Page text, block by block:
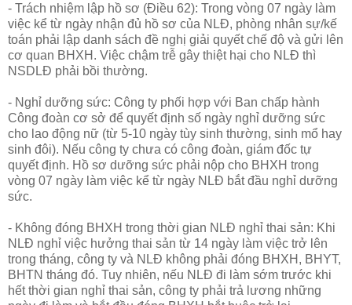
- Trách nhiệm lập hồ sơ (Điều 62): Trong vòng 07 ngày làm
việc kể từ ngày nhận đủ hồ sơ của NLĐ, phòng nhân sự/kế
toán phải lập danh sách đề nghị giải quyết chế độ và gửi lên
cơ quan BHXH. Việc chậm trễ gây thiệt hại cho NLĐ thì
NSDLĐ phải bồi thường.
- Nghỉ dưỡng sức: Công ty phối hợp với Ban chấp hành
Công đoàn cơ sở để quyết định số ngày nghỉ dưỡng sức
cho lao động nữ (từ 5-10 ngày tùy sinh thường, sinh mổ hay
sinh đôi). Nếu công ty chưa có công đoàn, giám đốc tự
quyết định. Hồ sơ dưỡng sức phải nộp cho BHXH trong
vòng 07 ngày làm việc kể từ ngày NLĐ bắt đầu nghỉ dưỡng
sức.
- Không đóng BHXH trong thời gian NLĐ nghỉ thai sản: Khi
NLĐ nghỉ việc hưởng thai sản từ 14 ngày làm việc trở lên
trong tháng, công ty và NLĐ không phải đóng BHXH, BHYT,
BHTN tháng đó. Tuy nhiên, nếu NLĐ đi làm sớm trước khi
hết thời gian nghỉ thai sản, công ty phải trả lương những